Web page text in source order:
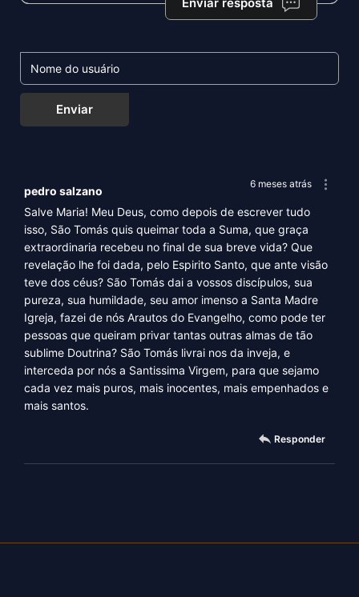
Enviar
6 meses atrás
pedro salzano
Salve Maria! Meu Deus, como depois de escrever tudo
isso, São Tomás quis queimar toda a Suma, que graça
extraordinaria recebeu no final de sua breve vida? Que
revelação lhe foi dada, pelo Espirito Santo, que ante visão
teve dos céus? São Tomás dai a vossos discípulos, sua
pureza, sua humildade, seu amor imenso a Santa Madre
Igreja, fazei de nós Arautos do Evangelho, como pode ter
pessoas que queiram privar tantas outras almas de tão
sublime Doutrina? São Tomás livrai nos da inveja, e
interceda por nós a Santissima Virgem, para que sejamo
cada vez mais puros, mais inocentes, mais empenhados e
mais santos.
Responder